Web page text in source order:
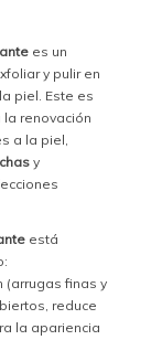
es un
y pulir en
piel. Este es
renovación
a la piel,
y
está
(arrugas finas y
reduce
la apariencia